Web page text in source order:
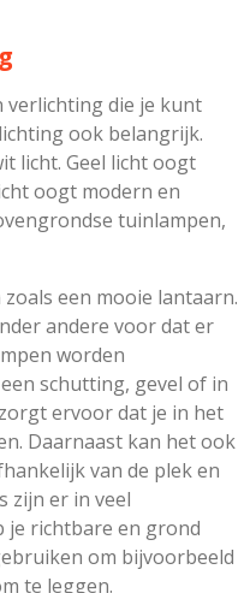
verlichting die je kunt
ook belangrijk.
licht. Geel licht oogt
oogt modern en
tuinlampen,
zoals een mooie lantaarn.
andere voor dat er
worden
schutting, gevel of in
ervoor dat je in het
Daarnaast kan het ook
van de plek en
zijn er in veel
je richtbare en grond
om bijvoorbeeld
te leggen.